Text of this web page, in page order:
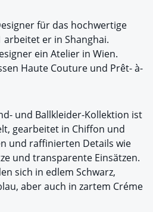
für das hochwertige
arbeitet er in Shanghai.
ein Atelier in Wien.
Haute Couture und Prêt- à-
und Ballkleider-Kollektion ist
gearbeitet in Chiffon und
und raffinierten Details wie
und transparente Einsätzen.
sich in edlem Schwarz,
aber auch in zartem Créme